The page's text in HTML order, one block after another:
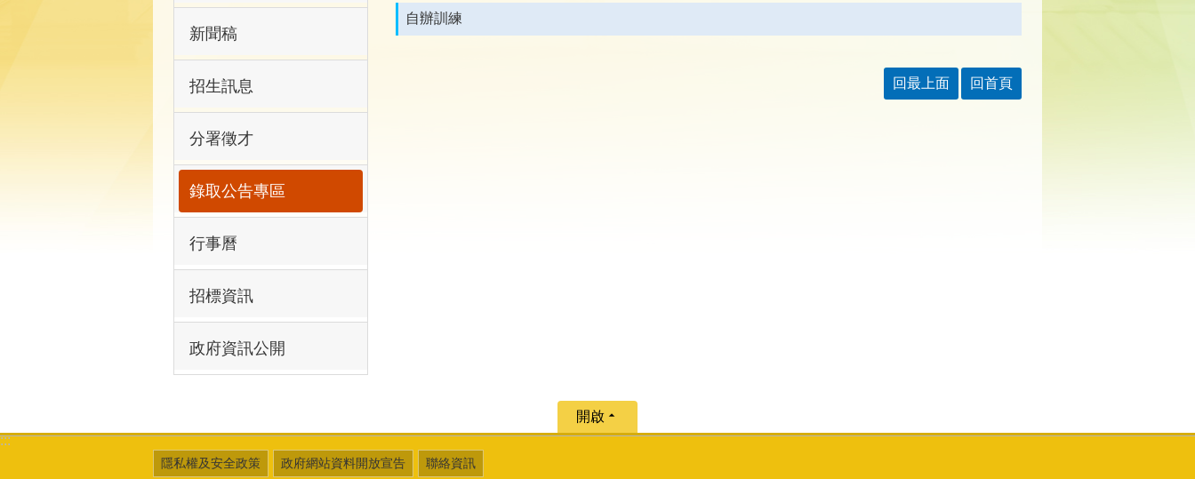
新聞稿
招生訊息
分署徵才
錄取公告專區
行事曆
招標資訊
政府資訊公開
自辦訓練
回最上面 回首頁
:::
開啟
隱私權及安全政策 政府網站資料開放宣告 聯絡資訊